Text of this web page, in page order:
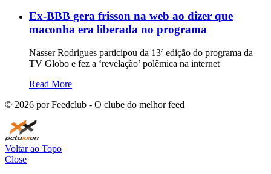
Ex-BBB gera frisson na web ao dizer que
maconha era liberada no programa
Nasser Rodrigues participou da 13ª edição do programa da
TV Globo e fez a ‘revelação’ polêmica na internet
Read More
© 2026 por Feedclub - O clube do melhor feed
Voltar ao Topo
Close